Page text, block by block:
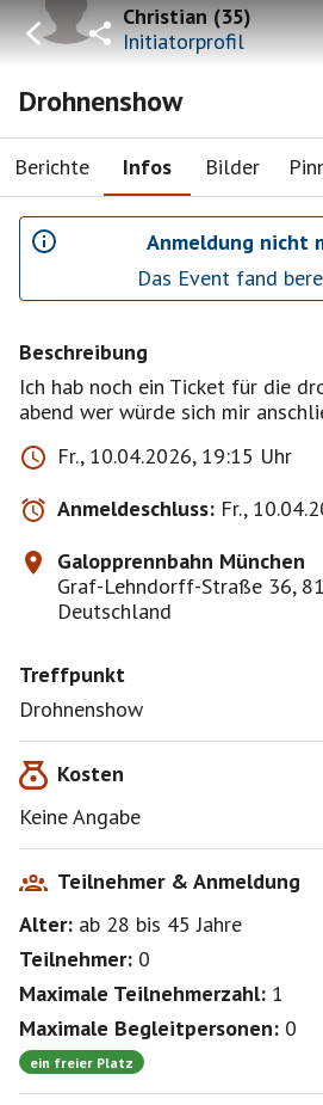
Christian(35)
Initiatorprofil
Drohnenshow
Berichte Infos Bilder
Anmeldung nicht
Das Event fand
Beschreibung
Ich hab noch ein Ticket für die
abend wer würde sich mir
Fr., 10.04.2026, 19:15 Uhr
Anmeldeschluss: Fr.,
Galopprennbahn München
Graf-Lehndorff-Straße 36,
Deutschland
Treffpunkt
Drohnenshow
Kosten
Keine Angabe
Teilnehmer & Anmeldung
Alter: ab 28 bis 45Jahre
Teilnehmer: 0
Maximale Teilnehmerzahl: 1
Maximale Begleitpersonen: 0
ein freier Platz